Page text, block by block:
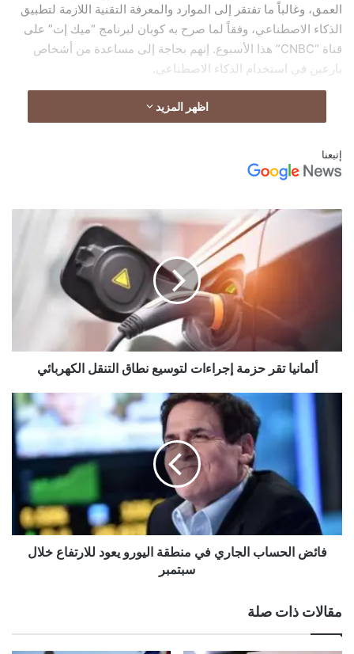
العمق، وغالباً ما تفتقر إلى الموارد والمعرفة التقنية اللازمة لتطبيق
الذكاء الاصطناعي، وفقاً لما صرح به كوبان لبرنامج “ميك إت” على
قناة “CNBC” هذا الأسبوع. إنهم بحاجة إلى مساعدة من أشخاص
بارعين في استخدام الذكاء الاصطناعي.
اظهر المزيد
إتبعنا
ألمانيا
تقر
ألمانيا تقر حزمة إجراءات لتوسيع نطاق التنقل الكهربائي
منطقة
اليورو
للارتفاع
خلال
سبتمبرفائض الحساب الجاري في منطقة اليورو يعود للارتفاع خلال
سبتمبر
مقالات ذات صلة